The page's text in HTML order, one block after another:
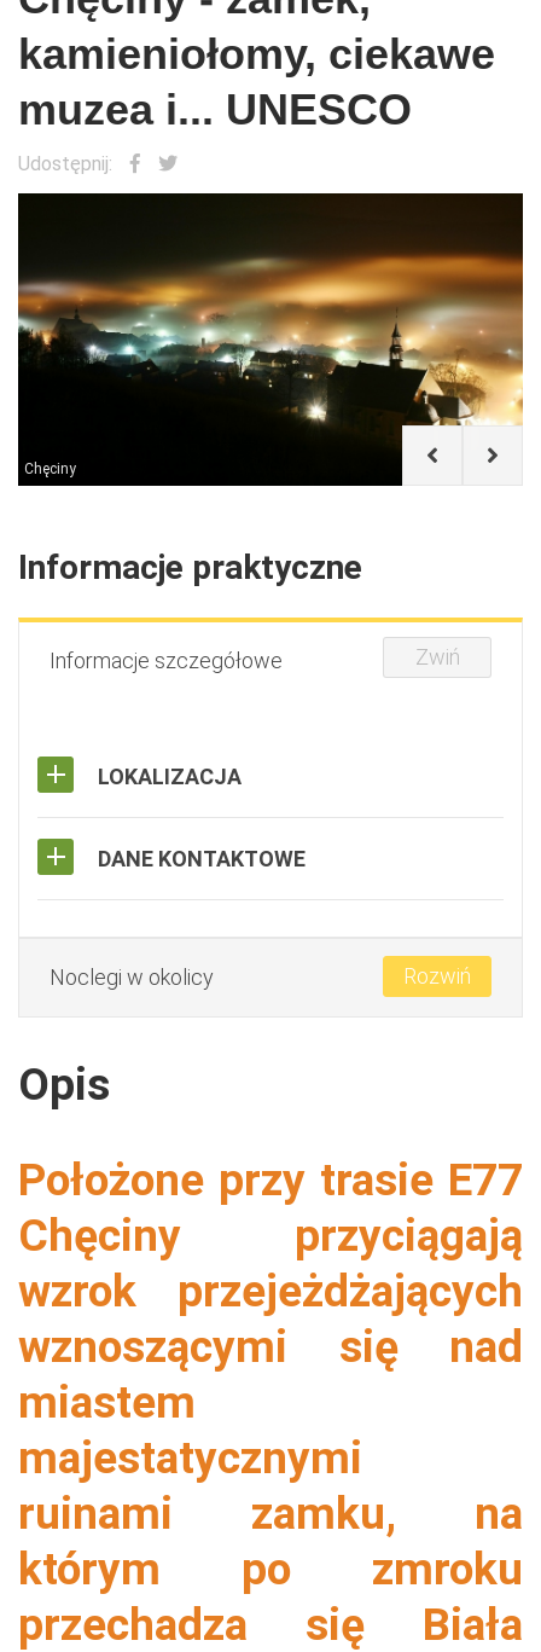
kamieniołomy, ciekawe
muzea i... UNESCO
Udostępnij:
Chęciny
Informacje praktyczne
Informacje szczegółowe Zwiń
LOKALIZACJA
DANE KONTAKTOWE
Noclegi w okolicy Rozwiń
Opis
Położone przy trasie E77
Chęciny przyciągają
wzrok przejeżdżających
wznoszącymi się nad
miastem
majestatycznymi
ruinami zamku, na
którym po zmroku
przechadza się Biała